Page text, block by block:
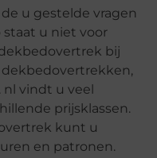
u gestelde vragen
staat u niet voor
bij
vindt u veel
prijsklassen.
kunt u
en patronen.